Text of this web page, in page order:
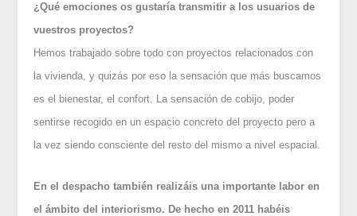
¿Qué emociones os gustaría transmitir a los usuarios de
vuestros proyectos?
Hemos trabajado sobre todo con proyectos relacionados con
la vivienda, y quizás por eso la sensación que más buscamos
es el bienestar, el confort. La sensación de cobijo, poder
sentirse recogido en un espacio concreto del proyecto pero a
la vez siendo consciente del resto del mismo a nivel espacial.
En el despacho también realizáis una importante labor en
el ámbito del interiorismo. De hecho en 2011 habéis